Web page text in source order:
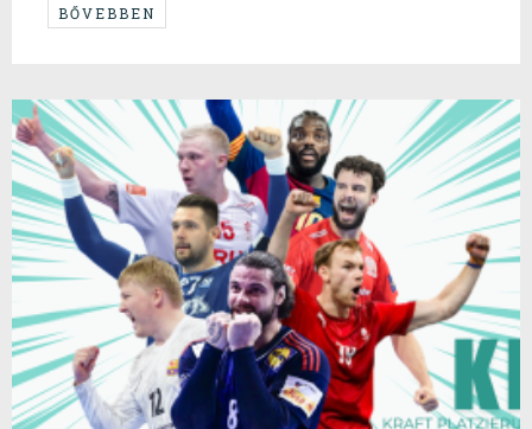
...dolga semelyik magyar csapatnak...
BŐVEBBEN